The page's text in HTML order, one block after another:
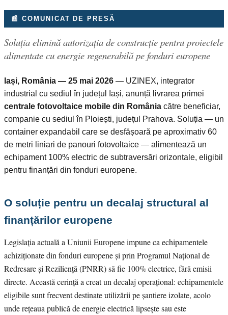
📰 COMUNICAT DE PRESĂ
Soluția elimină autorizația de construcție pentru proiectele
alimentate cu energie regenerabilă pe fonduri europene
Iași, România — 25 mai 2026 — UZINEX, integrator
industrial cu sediul în județul Iași, anunță livrarea primei
centrale fotovoltaice mobile din România către beneficiar,
companie cu sediul în Ploiești, județul Prahova. Soluția — un
container expandabil care se desfășoară pe aproximativ 60
de metri liniari de panouri fotovoltaice — alimentează un
echipament 100% electric de subtraversări orizontale, eligibil
pentru finanțări din fonduri europene.
O soluție pentru un decalaj structural al
finanțărilor europene
Legislația actuală a Uniunii Europene impune ca echipamentele
achiziționate din fonduri europene și prin Programul Național de
Redresare și Reziliență (PNRR) să fie 100% electrice, fără emisii
directe. Această cerință a creat un decalaj operațional: echipamentele
eligibile sunt frecvent destinate utilizării pe șantiere izolate, acolo
unde rețeaua publică de energie electrică lipsește sau este